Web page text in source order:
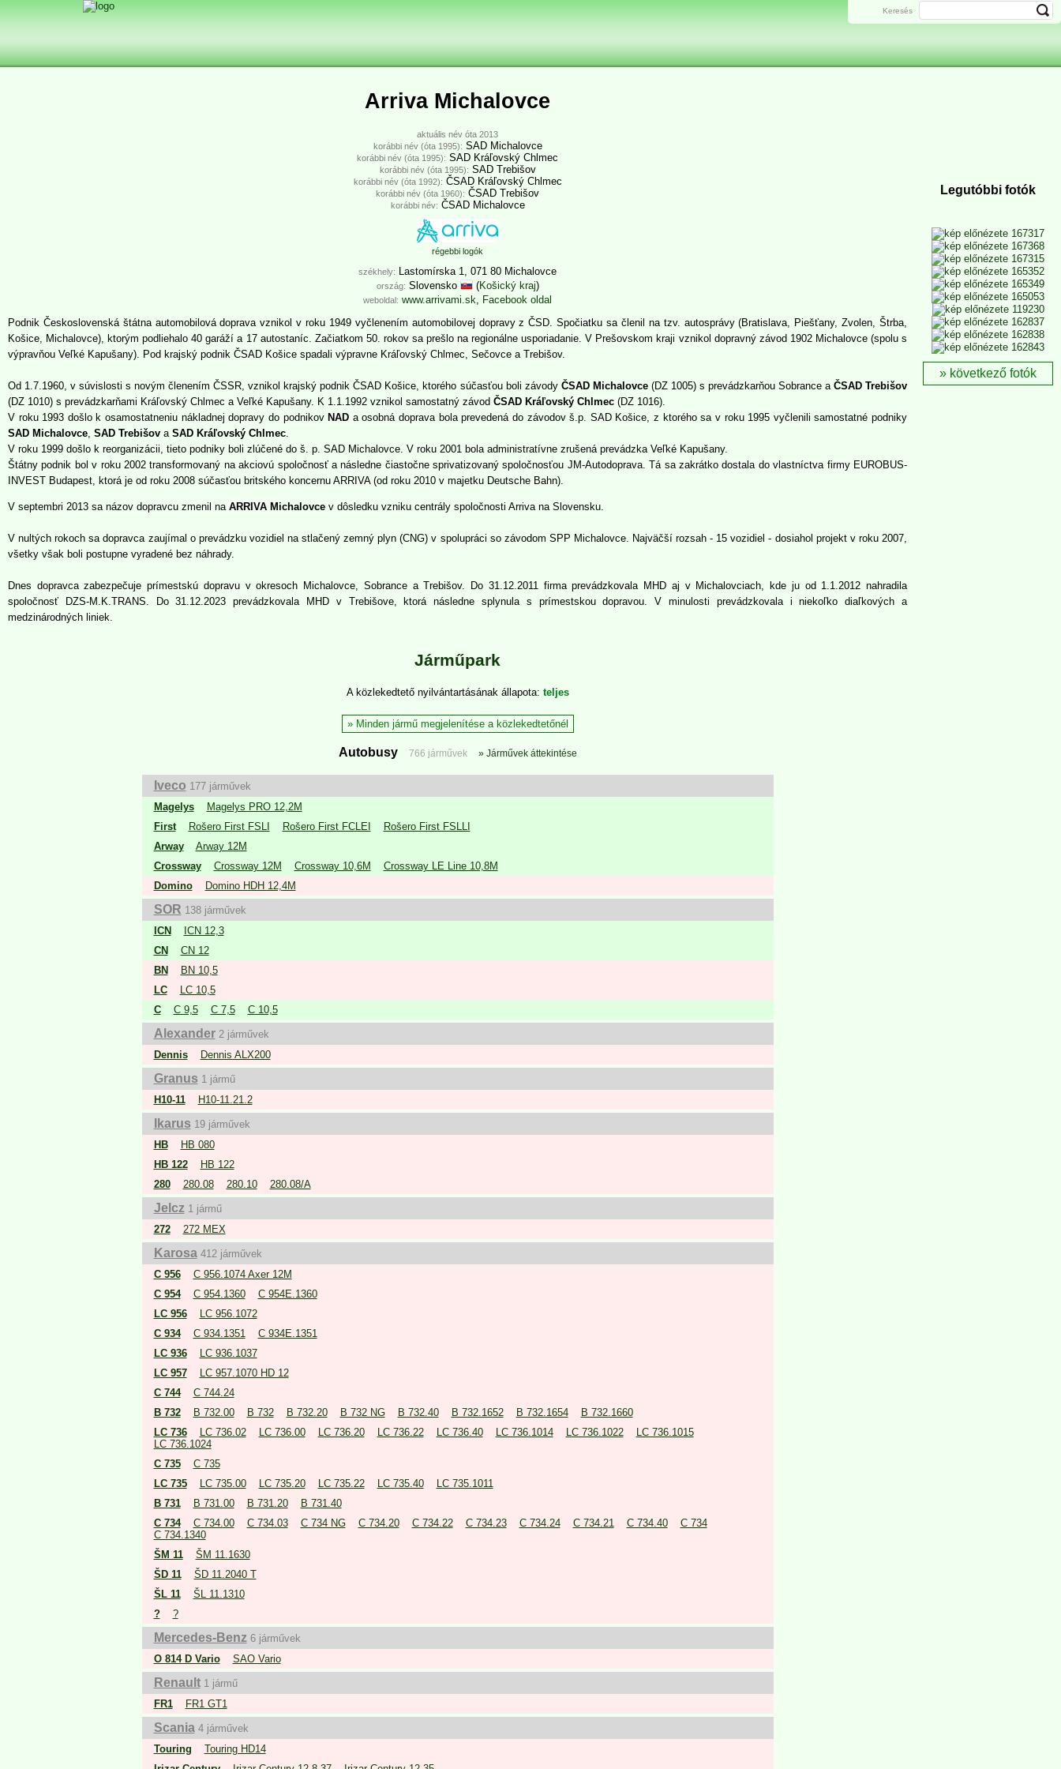
Arriva Michalovce
aktuális név óta 2013
korábbi név (óta 1995): SAD Michalovce
korábbi név (óta 1995): SAD Kráľovský Chlmec
korábbi név (óta 1995): SAD Trebišov
korábbi név (óta 1992): ČSAD Kráľovský Chlmec
korábbi név (óta 1960): ČSAD Trebišov
korábbi név: ČSAD Michalovce
régebbi logók
székhely: Lastomírska 1, 071 80 Michalovce
ország: Slovensko (Košický kraj)
weboldal: www.arrivami.sk
Facebook oldal
Podnik Československá štátna automobilová doprava vznikol v roku 1949 vyčlenením automobilovej dopravy z ČSD. Spočiatku sa členil na tzv. autosprávy (Bratislava, Piešťany, Zvolen, Štrba,
Košice, Michalovce), ktorým podliehalo 40 garáží a 17 autostaníc. Začiatkom 50. rokov sa prešlo na regionálne usporiadanie. V Prešovskom kraji vznikol dopravný závod 1902 Michalovce (spolu s
výpravňou Veľké Kapušany). Pod krajský podnik ČSAD Košice spadali výpravne Kráľovský Chlmec, Sečovce a Trebišov.
Od 1.7.1960, v súvislosti s novým členením ČSSR, vznikol krajský podnik ČSAD Košice, ktorého súčasťou boli závody ČSAD Michalovce(DZ 1005) s prevádzkarňou Sobrance a ČSAD Trebišov
(DZ 1010) s prevádzkarňami Kráľovský Chlmec a Veľké Kapušany. K 1.1.1992 vznikol samostatný závod ČSAD Kráľovský Chlmec (DZ 1016).
V roku 1993 došlo k osamostatneniu nákladnej dopravy do podnikovNAD a osobná doprava bola prevedená do závodov š.p. SAD Košice, z ktorého sa v roku 1995 vyčlenili samostatné podniky
SAD Michalovce SAD Trebišov a SAD Kráľovský Chlmec
V roku 1999 došlo k reorganizácii, tieto podniky boli zlúčené do š. p. SAD Michalovce. V roku 2001 bola administratívne zrušená prevádzka Veľké Kapušany.
Štátny podnik bol v roku 2002 transformovaný na akciovú spoločnosť a následne čiastočne sprivatizovaný spoločnosťou JM-Autodoprava. Tá sa zakrátko dostala do vlastníctva firmy EUROBUS-
INVEST Budapest, ktorá je od roku 2008 súčasťou britského koncernu ARRIVA (od roku 2010 v majetku Deutsche Bahn).
V septembri 2013 sa názov dopravcu zmenil na ARRIVA Michalovce v dôsledku vzniku centrály spoločnosti Arriva na Slovensku.
V nultých rokoch sa dopravca zaujímal o prevádzku vozidiel na stlačený zemný plyn (CNG) v spolupráci so závodom SPP Michalovce. Najväčší rozsah - 15 vozidiel - dosiahol projekt v roku 2007,
všetky však boli postupne vyradené bez náhrady.
Dnes dopravca zabezpečuje prímestskú dopravu v okresoch Michalovce, Sobrance a Trebišov. Do 31.12.2011 firma prevádzkovala MHD aj v Michalovciach, kde ju od 1.1.2012 nahradila
spoločnosť DZS-M.K.TRANS. Do 31.12.2023 prevádzkovala MHD v Trebišove, ktorá následne splynula s prímestskou dopravou. V minulosti prevádzkovala i niekoľko diaľkových a
medzinárodných liniek.
Járműpark
A közlekedtető nyilvántartásának állapota teljes
Minden jármű megjelenítése a közlekedtetőnél
Autobusy 766 járművek Járművek áttekintése
Iveco 177 járművek
Magelys
Magelys PRO 12,2M
First
Rošero First FSLI Rošero First FCLEI
Rošero First FSLLI
Arway
Arway 12M
Crossway
Crossway 12M Crossway 10,6M
Crossway LE Line 10,8M
Domino
Domino HDH 12,4M
SOR 138 járművek
ICN
ICN 12,3
CN
CN 12
BN
BN 10,5
LC
LC 10,5
C
C 9,5 C 7,5 C 10,5
Alexander 2 járművek
Dennis
Dennis ALX200
Granus 1 jármű
H10-11
H10-11.21.2
Ikarus 19 járművek
HB
HB 080
HB 122
HB 122
280
280.08 280.10 280.08/A
Jelcz 1 jármű
272
272 MEX
Karosa 412 járművek
C 956
C 956.1074 Axer 12M
C 954
C 954.1360
C 954E.1360
LC 956
LC 956.1072
C 934
C 934.1351
C 934E.1351
LC 936
LC 936.1037
LC 957
LC 957.1070 HD 12
C 744
C 744.24
B 732
B 732.00 B 732 B 732.20 B 732 NG B 732.40 B 732.1652 B 732.1654
B 732.1660
LC 736
LC 736.02 LC 736.00 LC 736.20 LC 736.22 LC 736.40 LC 736.1014 LC 736.1022
LC 736.1015
LC 736.1024
C 735
C 735
LC 735
LC 735.00 LC 735.20 LC 735.22 LC 735.40
LC 735.1011
B 731
B 731.00 B 731.20
B 731.40
C 734
C 734.00 C 734.03 C 734 NG C 734.20 C 734.22 C 734.23 C 734.24 C 734.21 C 734.40
C 734
C 734.1340
ŠM 11
ŠM 11.1630
ŠD 11
ŠD 11.2040 T
ŠL 11
ŠL 11.1310
?
?
Mercedes-Benz 6 járművek
O 814 D Vario
SAO Vario
Renault 1 jármű
FR1
FR1 GT1
Scania 4 járművek
Touring
Touring HD14
Legutóbbi fotók
következő fotók
Keresés